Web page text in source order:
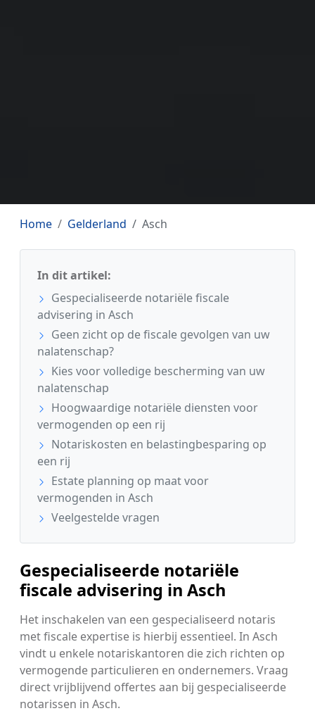
Home Gelderland Asch
In dit artikel:
Gespecialiseerde notariële fiscale
advisering in Asch
Geen zicht op de fiscale gevolgen van uw
nalatenschap?
Kies voor volledige bescherming van uw
nalatenschap
Hoogwaardige notariële diensten voor
vermogenden op een rij
Notariskosten en belastingbesparing op
een rij
Estate planning op maat voor
vermogenden in Asch
Veelgestelde vragen
Gespecialiseerde notariële
fiscale advisering in Asch
Het inschakelen van een gespecialiseerd notaris
met fiscale expertise is hierbij essentieel. In Asch
vindt u enkele notariskantoren die zich richten op
vermogende particulieren en ondernemers. Vraag
direct vrijblijvend offertes aan bij gespecialiseerde
notarissen in Asch.